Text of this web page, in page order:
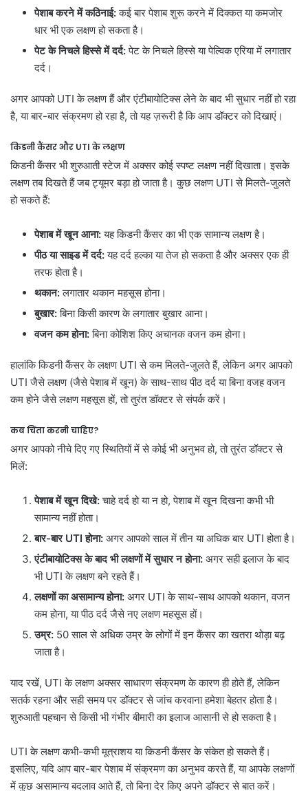
पेशाब करने में कठिनाई:कई बार पेशाब शुरू करने में दिक्कत या कमजोर
धार भी एक लक्षण हो सकता है।
पेट के निचले हिस्से में दर्द:पेट के निचले हिस्से या पेल्विक एरिया में लगातार
दर्द।
अगर आपको UTI के लक्षण हैं और एंटीबायोटिक्स लेने के बाद भी सुधार नहीं हो रहा
है, या बार-बार संक्रमण हो रहा है, तो यह ज़रूरी है कि आप डॉक्टर को दिखाएं।
किडनी कैंसर और UTI के लक्षण
किडनी कैंसर भी शुरुआती स्टेज में अक्सर कोई स्पष्ट लक्षण नहीं दिखाता। इसके
लक्षण तब दिखते हैं जब ट्यूमर बड़ा हो जाता है। कुछ लक्षण UTI से मिलते-जुलते
हो सकते हैं:
पेशाब में खून आना:यह किडनी कैंसर का भी एक सामान्य लक्षण है।
पीठ या साइड में दर्द:यह दर्द हल्का या तेज हो सकता है और अक्सर एक ही
तरफ होता है।
थकान:लगातार थकान महसूस होना।
बुखार:बिना किसी कारण के लगातार बुखार आना।
वजन कम होना:बिना कोशिश किए अचानक वजन कम होना।
हालांकि किडनी कैंसर के लक्षण UTI से कम मिलते-जुलते हैं, लेकिन अगर आपको
UTI जैसे लक्षण (जैसे पेशाब में खून) के साथ-साथ पीठ दर्द या बिना वजह वजन
कम होने जैसे लक्षण महसूस हों, तो तुरंत डॉक्टर से संपर्क करें।
कब चिंता करनी चाहिए?
अगर आपको नीचे दिए गए स्थितियों में से कोई भी अनुभव हो, तो तुरंत डॉक्टर से
मिलें:
पेशाब में खून दिखे:चाहे दर्द हो या न हो, पेशाब में खून दिखना कभी भी
सामान्य नहीं होता।
बार-बार UTI होना: अगर आपको साल में तीन या अधिक बार UTI होता है।
एंटीबायोटिक्स के बाद भी लक्षणों में सुधार न होना: अगर सही इलाज के बाद
भी UTI के लक्षण बने रहते हैं।
लक्षणों का असामान्य होना: अगर UTI के साथ-साथ आपको थकान, वजन
कम होना, या पीठ दर्द जैसे नए लक्षण महसूस हों।
उम्र: 50 साल से अधिक उम्र के लोगों में इन कैंसर का खतरा थोड़ा बढ़
जाता है।
याद रखें, UTI के लक्षण अक्सर साधारण संक्रमण के कारण ही होते हैं, लेकिन
सतर्क रहना और सही समय पर डॉक्टर से जांच करवाना हमेशा बेहतर होता है।
शुरुआती पहचान से किसी भी गंभीर बीमारी का इलाज आसानी से हो सकता है।
UTI के लक्षण कभी-कभी मूत्राशय या किडनी कैंसर के संकेत हो सकते हैं।
इसलिए, यदि आप बार-बार पेशाब में संक्रमण का अनुभव करते हैं, या आपके लक्षणों
में कुछ असामान्य बदलाव आते हैं, तो बिना देर किए अपने डॉक्टर से बात करें।